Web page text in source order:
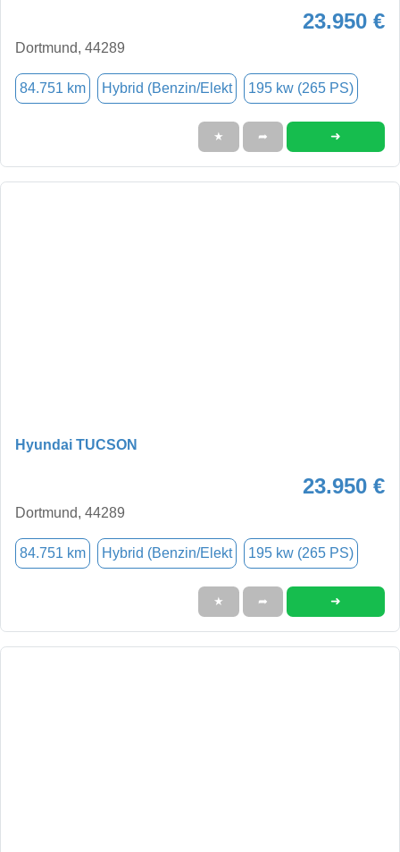
23.950 €
Dortmund, 44289
84.751 km Hybrid (Benzin/Elekt 195 kw (265 PS)
★ ➦ ➜
Hyundai TUCSON
23.950 €
Dortmund, 44289
84.751 km Hybrid (Benzin/Elekt 195 kw (265 PS)
★ ➦ ➜